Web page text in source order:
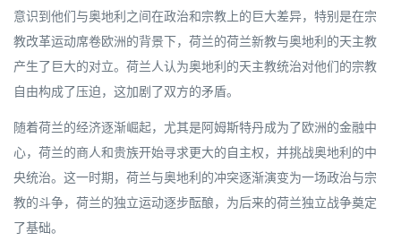
意识到他们与奥地利之间在政治和宗教上的巨大差异，特别是在宗
教改革运动席卷欧洲的背景下，荷兰的荷兰新教与奥地利的天主教
产生了巨大的对立。荷兰人认为奥地利的天主教统治对他们的宗教
自由构成了压迫，这加剧了双方的矛盾。
随着荷兰的经济逐渐崛起，尤其是阿姆斯特丹成为了欧洲的金融中
心，荷兰的商人和贵族开始寻求更大的自主权，并挑战奥地利的中
央统治。这一时期，荷兰与奥地利的冲突逐渐演变为一场政治与宗
教的斗争，荷兰的独立运动逐步酝酿，为后来的荷兰独立战争奠定
了基础。